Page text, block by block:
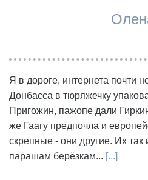
Я в дороге, интернета почти
Донбасса в тюряжечку
Пригожин, пажопе дали
же Гаагу предпочла и
скрепные - они другие. Их так
парашам берёзкам... [...]